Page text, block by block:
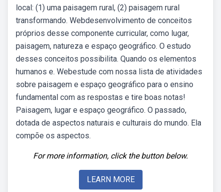
local: (1) uma paisagem rural, (2) paisagem rural
transformando. Webdesenvolvimento de conceitos
próprios desse componente curricular, como lugar,
paisagem, natureza e espaço geográfico. O estudo
desses conceitos possibilita. Quando os elementos
humanos e. Webestude com nossa lista de atividades
sobre paisagem e espaço geográfico para o ensino
fundamental com as respostas e tire boas notas!
Paisagem, lugar e espaço geográfico. O passado,
dotada de aspectos naturais e culturais do mundo. Ela
compõe os aspectos.
For more information, click the button below.
LEARN MORE